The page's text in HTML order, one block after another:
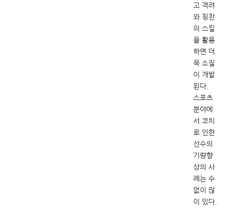
고 격려
와 칭찬
의 스킬
을 활용
하면 더
욱 소질
이 개발
된다.
스포츠
분야에
서 코치
로 인한
선수의
기량향
상의 사
례는 수
없이 많
이 있다.